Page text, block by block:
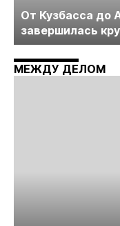
От Кузбасса до
завершилась
технологий
Майнинг»
МЕЖДУ ДЕЛОМ